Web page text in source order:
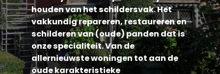
houdenvanhetschildersvak.Het
vakkundigrepareren,restaurerenen
schilderenvan(oude)pandendatis
onzespecialiteit.Vande
allernieuwstewoningentotaande
oudekarakteristieke